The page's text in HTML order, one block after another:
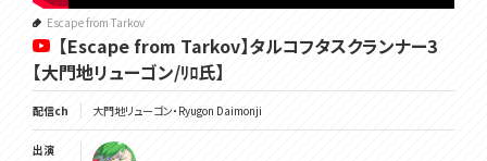
Escape from Tarkov
【Escape from Tarkov】タルコフタスクランナー3
【大門地リューゴン/ﾘﾛ氏】
配信ch 大門地リューゴン・Ryugon Daimonji
出演